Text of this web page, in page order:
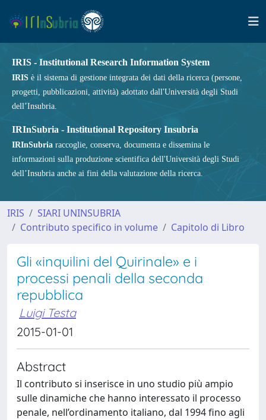
IRIS - Institutional Research Information System
IRIS è il sistema di gestione integrata dei dati della ricerca (persone,
progetti, pubblicazioni, attività) adottato dall'Università degli Studi
dell’Insubria.
IRInSubria - Institutional Repository Insubria
IRInSubria raccoglie, conserva, documenta e dissemina le
informazioni sulla produzione scientifica dell'Università degli Studi
dell’Insubria anche ai fini della valutazione della ricerca.
IRIS
SIARI UNINSUBRIA
Contributo specifico in volume
Capitolo di Libro
Gli «inquilini del Quirinale» e i
processi penali della seconda
repubblica
Luigi Testa
2015-01-01
Abstract
Il contributo si inserisce in uno studio più ampio
sulle dinamiche che hanno interessato il processo
penale, nell’ordinamento italiano, dal 1994 fino agli